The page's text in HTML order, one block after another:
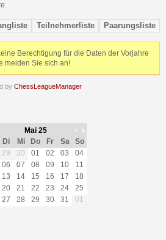
Teilnehmerliste Paarungsliste
Berechtigung für die Daten der Vorjahre
melden Sie sich an!
by ChessLeagueManager
Mai 25 ›
»
Di Mi Do Fr Sa
So
29 30 01 02 03
04
06 07 08 09 10
11
13 14 15 16 17
18
20 21 22 23 24
25
27 28 29 30 31 01